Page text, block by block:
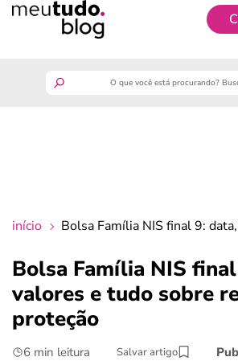
crédito fácil
últimas notícias
início Bolsa Família NIS final 9:
Bolsa Família NIS
valores e tudo sobre
proteção
6 min leitura Salvar artigo